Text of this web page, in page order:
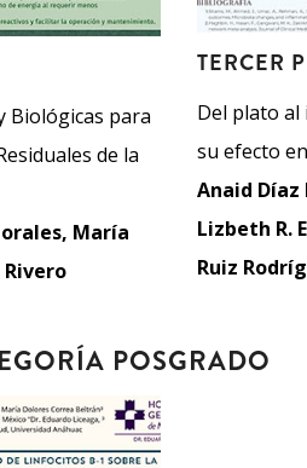
Biológicas para
de la
María
Rivero
TERCER
Del plato al
su efecto
Anaid Díaz
Lizbeth R.
Ruiz
POSGRADO